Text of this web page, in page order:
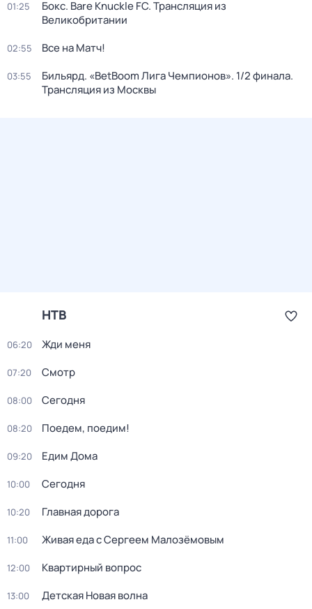
01:25
Бокс. Bare Knuckle FC. Трансляция из
Великобритании
02:55 Все на Матч!
03:55
Бильярд. «BetBoom Лига Чемпионов». 1/2 финала.
Трансляция из Москвы
НТВ
06:20 Жди меня
07:20 Смотр
08:00 Сегодня
08:20 Поедем, поедим!
09:20 Едим Дома
10:00 Сегодня
10:20 Главная дорога
11:00 Живая еда с Сергеем Малозёмовым
12:00 Квартирный вопрос
13:00 Детская Новая волна